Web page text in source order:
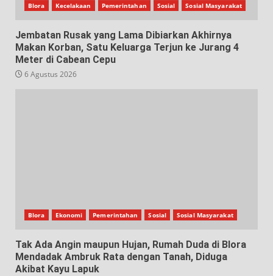
Blora Kecelakaan Pemerintahan Sosial Sosial Masyarakat
Jembatan Rusak yang Lama Dibiarkan Akhirnya
Makan Korban, Satu Keluarga Terjun ke Jurang 4
Meter di Cabean Cepu
6 Agustus 2026
Blora Ekonomi Pemerintahan Sosial Sosial Masyarakat
Tak Ada Angin maupun Hujan, Rumah Duda di Blora
Mendadak Ambruk Rata dengan Tanah, Diduga
Akibat Kayu Lapuk